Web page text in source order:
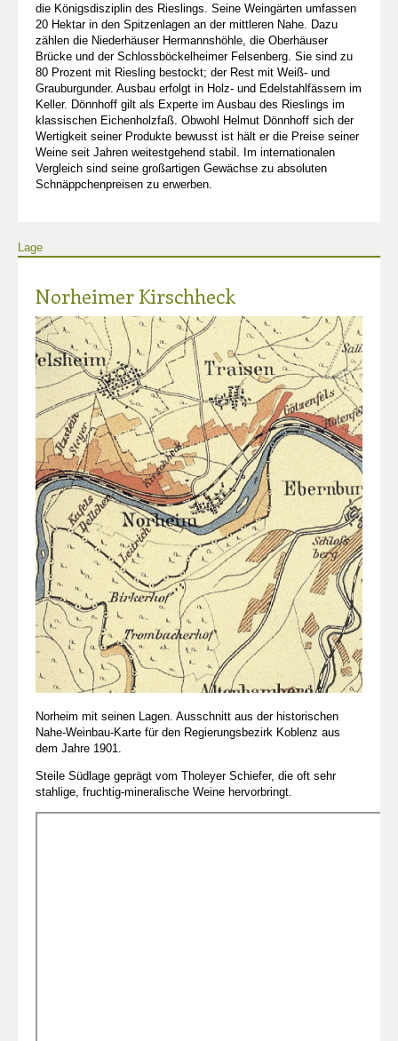
die Königsdisziplin des Rieslings. Seine Weingärten umfassen
20 Hektar in den Spitzenlagen an der mittleren Nahe. Dazu
zählen die Niederhäuser Hermannshöhle, die Oberhäuser
Brücke und der Schlossböckelheimer Felsenberg. Sie sind zu
80 Prozent mit Riesling bestockt; der Rest mit Weiß- und
Grauburgunder. Ausbau erfolgt in Holz- und Edelstahlfässern im
Keller. Dönnhoff gilt als Experte im Ausbau des Rieslings im
klassischen Eichenholzfaß. Obwohl Helmut Dönnhoff sich der
Wertigkeit seiner Produkte bewusst ist hält er die Preise seiner
Weine seit Jahren weitestgehend stabil. Im internationalen
Vergleich sind seine großartigen Gewächse zu absoluten
Schnäppchenpreisen zu erwerben.
Lage
Norheimer Kirschheck
Norheim mit seinen Lagen. Ausschnitt aus der historischen
Nahe-Weinbau-Karte für den Regierungsbezirk Koblenz aus
dem Jahre 1901.
Steile Südlage geprägt vom Tholeyer Schiefer, die oft sehr
stahlige, fruchtig-mineralische Weine hervorbringt.